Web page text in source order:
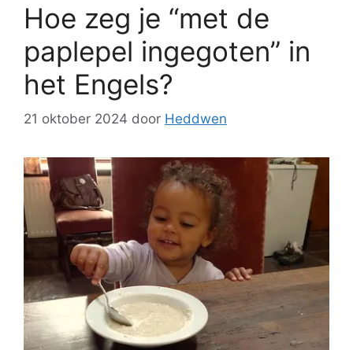
Hoe zeg je “met de
paplepel ingegoten” in
het Engels?
21 oktober 2024 door Heddwen